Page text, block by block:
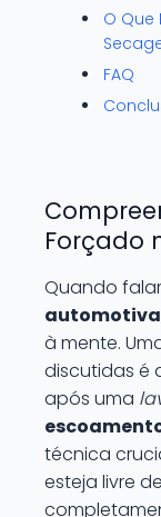
O Que
FAQ
Forçado
Quando
automotiva
à mente.
discutidas é
após uma
técnica
esteja livre